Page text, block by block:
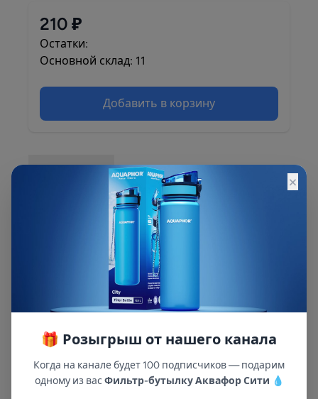
210 ₽
Остатки:
Основной склад: 11
Добавить в корзину
Описание и характеристики смотрите на
×
🎁 Розыгрыш от нашего канала
Когда на канале будет 100 подписчиков — подарим
одному из вас Фильтр-бутылку Аквафор Сити 💧